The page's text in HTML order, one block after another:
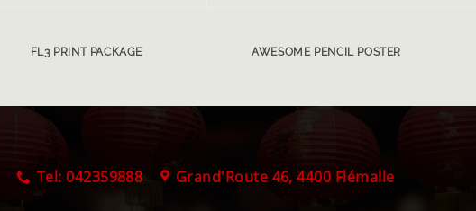
FL3 PRINT PACKAGE AWESOME PENCIL POSTER
Tel: 042359888 Grand'Route 46, 4400 Flémalle